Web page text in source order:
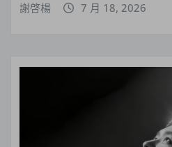
謝啓楊 7 月 18, 2026